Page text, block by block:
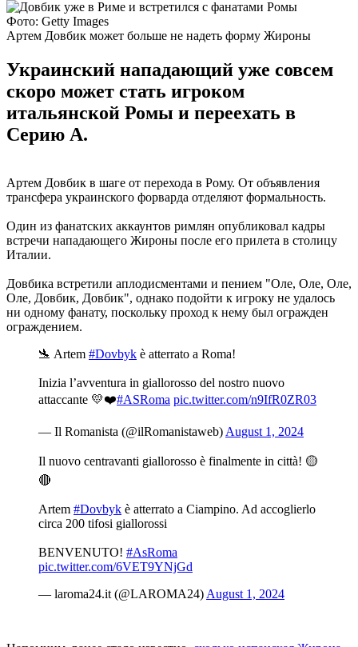
Фото: Getty Images
Артем Довбик может больше не надеть форму Жироны
Украинский нападающий уже совсем
скоро может стать игроком
итальянской Ромы и переехать в
Серию А.
Артем Довбик в шаге от перехода в Рому. От объявления
трансфера украинского форварда отделяют формальность.
Один из фанатских аккаунтов римлян опубликовал кадры
встречи нападающего Жироны после его прилета в столицу
Италии.
Довбика встретили аплодисментами и пением "Оле, Оле, Оле,
Оле, Довбик, Довбик", однако подойти к игроку не удалось
ни одному фанату, поскольку проход к нему был огражден
ограждением.
🛬 Artem #Dovbyk è atterrato a Roma!
Inizia l’avventura in giallorosso del nostro nuovo
attaccante 💛❤️#ASRoma pic.twitter.com/n9IfR0ZR03
— Il Romanista (@ilRomanistaweb) August 1, 2024
Il nuovo centravanti giallorosso è finalmente in città! 🟡
🔴
Artem #Dovbyk è atterrato a Ciampino. Ad accoglierlo
circa 200 tifosi giallorossi
BENVENUTO! #AsRoma
pic.twitter.com/6VET9YNjGd
— laroma24.it (@LAROMA24) August 1, 2024